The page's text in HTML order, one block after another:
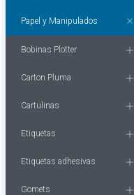
Papel y Manipulados
Bobinas Plotter
Carton Pluma
Cartulinas
Etiquetas
Etiquetas adhesivas
Gomets